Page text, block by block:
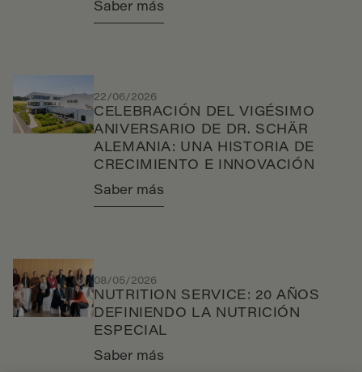
Saber más
22/06/2026
CELEBRACIÓN DEL VIGÉSIMO
ANIVERSARIO DE DR. SCHÄR
ALEMANIA: UNA HISTORIA DE
CRECIMIENTO E INNOVACIÓN
Saber más
08/05/2026
NUTRITION SERVICE: 20 AÑOS
DEFINIENDO LA NUTRICIÓN
ESPECIAL
Saber más